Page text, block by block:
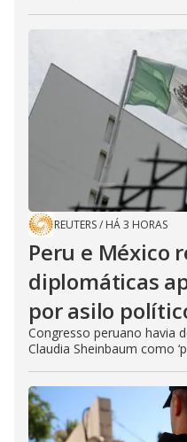
REUTERS/ HÁ 3 HORAS
Peru e México
diplomáticas
por asilo
Congresso peruano havia
Claudia Sheinbaum como